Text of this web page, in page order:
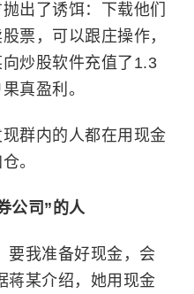
出了诱饵：下载他们
票，可以跟庄操作，
炒股软件充值了1.3
真盈利。
群内的人都在用现金
。
公司 ” 的人
要我准备好现金，会
蒋某介绍，她用现金